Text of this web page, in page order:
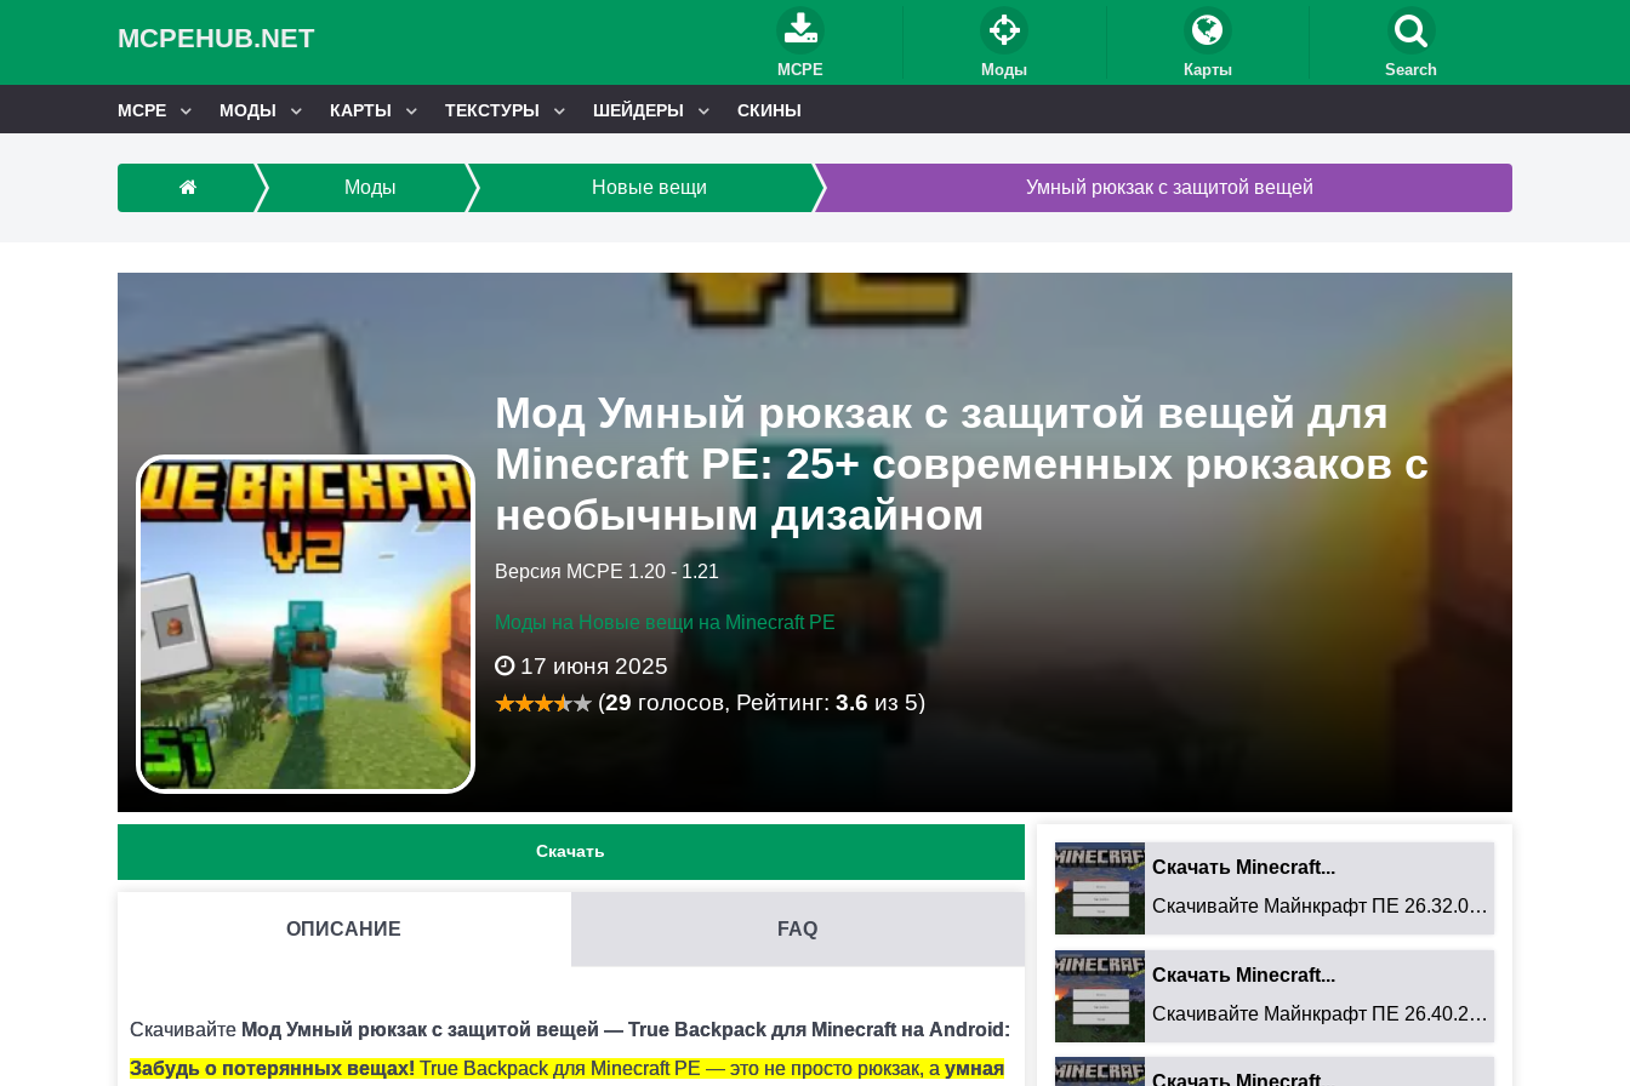
MCPEHUB.NET
MCPE Моды Карты Search
MCPE МОДЫ КАРТЫ ТЕКСТУРЫ ШЕЙДЕРЫ СКИНЫ
Моды Новые вещи Умный рюкзак с защитой вещей
Мод Умный рюкзак с защитой вещей для
Minecraft PE: 25+ современных рюкзаков с
необычным дизайном
Версия MCPE 1.20 - 1.21
Моды на Новые вещи на Minecraft PE
17 июня 2025
(29 голосов, Рейтинг: 3.6 из 5)
Скачать
ОПИСАНИЕ FAQ
Скачивайте Мод Умный рюкзак с защитой вещей — True Backpack для Minecraft на Android:
Забудь о потерянных вещах! True Backpack для Minecraft PE — это не просто рюкзак, а умная
Скачать Minecraft...
Скачивайте Майнкрафт ПЕ 26.32.02 для Android: ...
Скачать Minecraft...
Скачивайте Майнкрафт ПЕ 26.40.27 для Android: ...
Скачать Minecraft...